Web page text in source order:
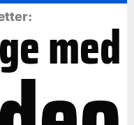
med